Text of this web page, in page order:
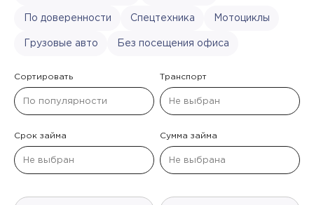
По доверенности Спецтехника Мотоциклы
Грузовые авто Без посещения офиса
Сортировать Транспорт
Срок займа Сумма займа